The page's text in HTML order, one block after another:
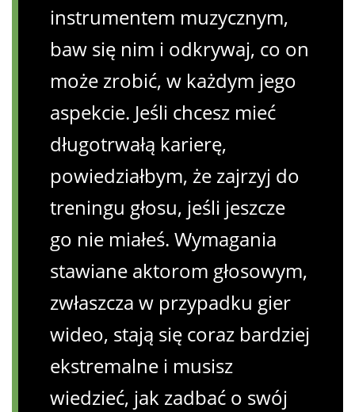
instrumentem muzycznym,
baw się nim i odkrywaj, co on
może zrobić, w każdym jego
aspekcie. Jeśli chcesz mieć
długotrwałą karierę,
powiedziałbym, że zajrzyj do
treningu głosu, jeśli jeszcze
go nie miałeś. Wymagania
stawiane aktorom głosowym,
zwłaszcza w przypadku gier
wideo, stają się coraz bardziej
ekstremalne i musisz
wiedzieć, jak zadbać o swój